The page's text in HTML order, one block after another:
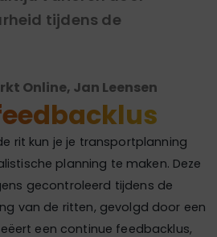
tijdens de
Online, Jan Leensen
rit kun je je transportplanning
planning te maken. Deze
gecontroleerd tijdens de
van de ritten, gevolgd door een
een continue feedbacklus,